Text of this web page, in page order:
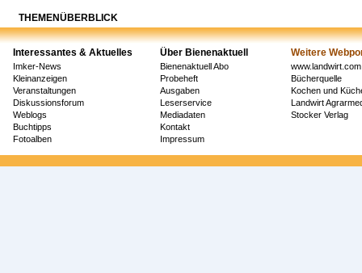
THEMENÜBERBLICK
Interessantes & Aktuelles Über Bienenaktuell Weitere
Imker-News
Kleinanzeigen
Veranstaltungen
Diskussionsforum
Weblogs
Buchtipps
Fotoalben
Bienenaktuell Abo
Probeheft
Ausgaben
Leserservice
Mediadaten
Kontakt
Impressum
www.landwirt.com
Bücherquelle
Kochen und
Landwirt
Stocker Verlag